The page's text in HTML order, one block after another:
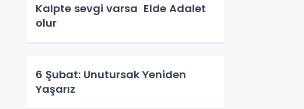
Kalpte sevgi varsa Elde Adalet
olur
6 Şubat: Unutursak Yeniden
Yaşarız